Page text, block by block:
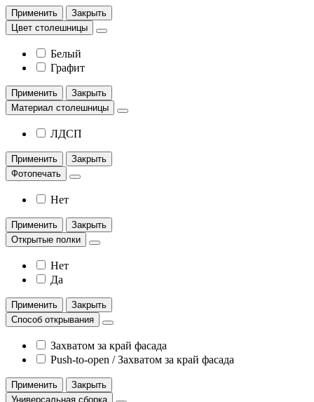
Применить
Закрыть
Цвет столешницы
Белый
Графит
Применить
Закрыть
Материал столешницы
ЛДСП
Применить
Закрыть
Фотопечать
Нет
Применить
Закрыть
Открытые полки
Нет
Да
Применить
Закрыть
Способ открывания
Захватом за край фасада
Push-to-open / Захватом за край фасада
Применить
Закрыть
Универсальная сборка